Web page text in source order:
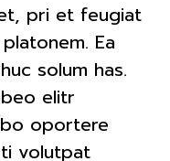
pri et feugiat
Ea
solum has.
elitr
oportere
volutpat